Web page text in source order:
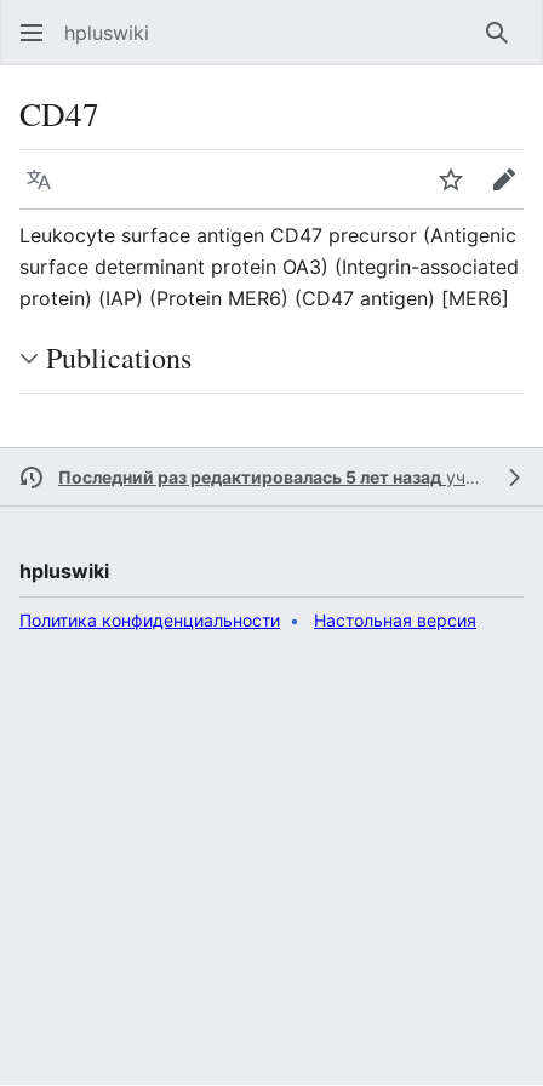
hpluswiki
CD47
Язык Следить
Leukocyte surface antigen CD47 precursor (Antigenic
surface determinant protein OA3) (Integrin-associated
protein) (IAP) (Protein MER6) (CD47 antigen) [MER6]
Publications
Последний раз редактировалась 5 лет назад участником
hpluswiki
Политика конфиденциальности Настольная версия